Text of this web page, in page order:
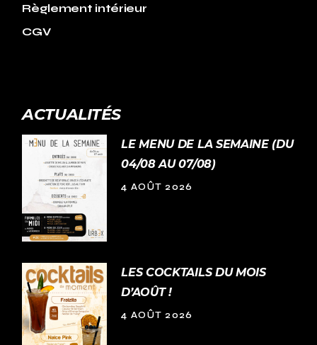
Règlement intérieur
CGV
ACTUALITÉS
LE MENU DE LA SEMAINE (DU
04/08 AU 07/08)
4 AOÛT 2026
LES COCKTAILS DU MOIS
D’AOÛT !
4 AOÛT 2026